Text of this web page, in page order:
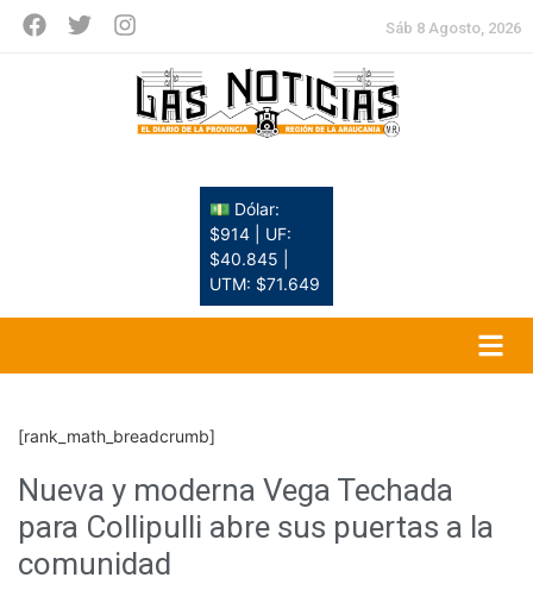
Sáb 8 Agosto, 2026
💵 Dólar:
$914 | UF:
$40.845 |
UTM: $71.649
[rank_math_breadcrumb]
Nueva y moderna Vega Techada
para Collipulli abre sus puertas a la
comunidad